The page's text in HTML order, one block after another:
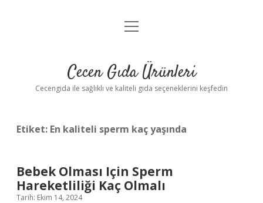
Anasayfa
Yasal Uyarı
menüyü
Cecen Gıda Ürünleri
Cecengida ile sağlıklı ve kaliteli gıda seçeneklerini keşfedin
Etiket: En kaliteli sperm kaç yaşında
Bebek Olması Için Sperm
Hareketliliği Kaç Olmalı
Tarih: Ekim 14, 2024